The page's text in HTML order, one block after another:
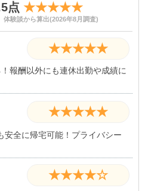
点 ★★★★★
験談から算出(2026年8月調査)
★★★★★
報酬以外にも連休出勤や成績に
★★★★★
安全に帰宅可能！プライバシー
★★★★☆